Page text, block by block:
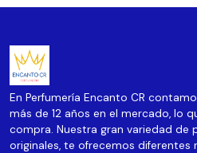
En Perfumería Encanto CR
más de 12 años en el mercado, lo
compra. Nuestra gran variedad de
originales, te ofrecemos